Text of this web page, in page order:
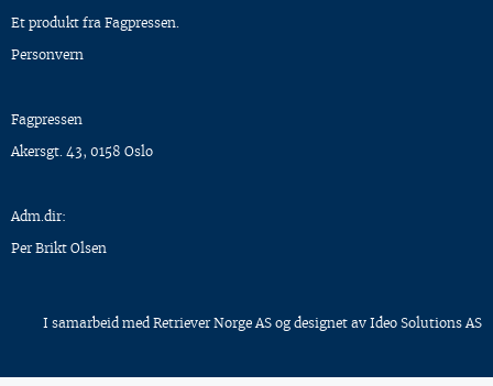
Et produkt fra Fagpressen.
Personvern
Fagpressen
Akersgt. 43, 0158 Oslo
Adm.dir:
Per Brikt Olsen
I samarbeid med Retriever Norge AS og designet av Ideo Solutions AS